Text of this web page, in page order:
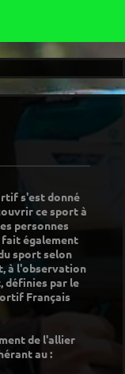
s'est donné
ce sport à
personnes
fait également
sport selon
à l'observation
définies par le
Français
de l'allier
au :